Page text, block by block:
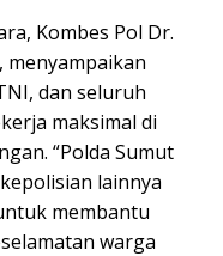
Kombes Pol Dr.
menyampaikan
dan seluruh
maksimal di
“Polda Sumut
lainnya
membantu
warga